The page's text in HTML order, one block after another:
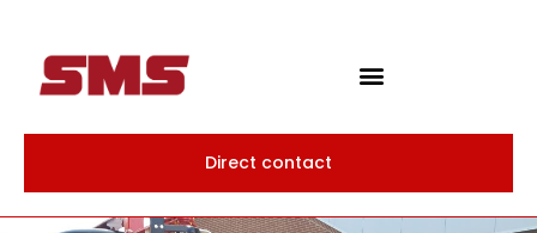
Direct contact